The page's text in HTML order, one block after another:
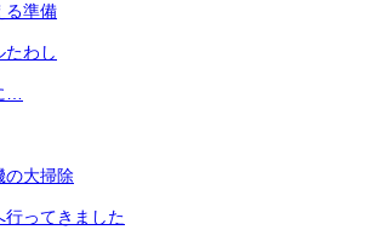
る準備
たわし
…
の大掃除
ってきました